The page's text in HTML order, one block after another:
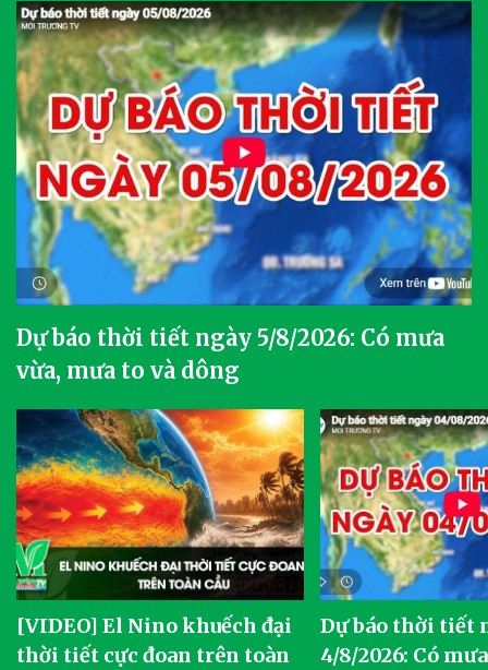
Dự báo thời tiết ngày 5/8/2026: Có mưa
vừa, mưa to và dông
[VIDEO] El Nino khuếch đại
thời tiết cực đoan trên toàn
Dự báo thời tiết
4/8/2026: Có